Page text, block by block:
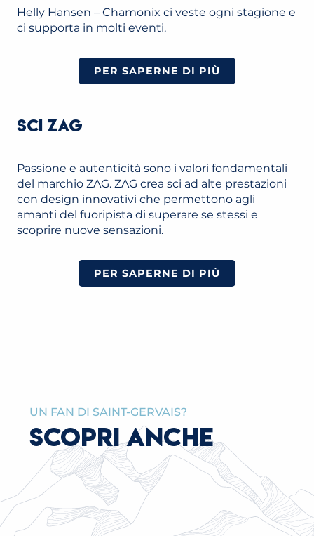
Helly Hansen – Chamonix ci veste ogni stagione e
ci supporta in molti eventi.
PER SAPERNE DI PIÙ
SCI ZAG
Passione e autenticità sono i valori fondamentali
del marchio ZAG. ZAG crea sci ad alte prestazioni
con design innovativi che permettono agli
amanti del fuoripista di superare se stessi e
scoprire nuove sensazioni.
PER SAPERNE DI PIÙ
UN FAN DI SAINT-GERVAIS?
SCOPRI ANCHE
TOUR FACILMENTE ACCESSIBILI IN MOUNTAIN